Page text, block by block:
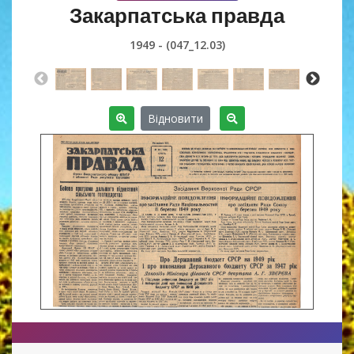
Закарпатська правда
1949 - (047_12.03)
Відновити